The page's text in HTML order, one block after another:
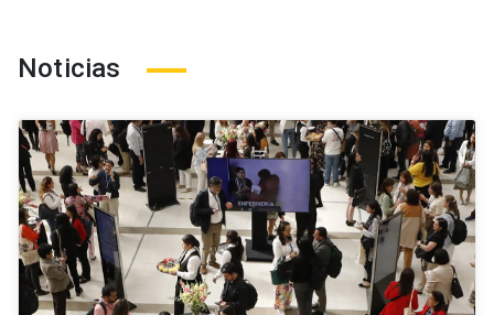
Noticias